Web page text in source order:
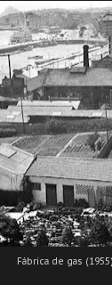
Fábrica de gas (1955)